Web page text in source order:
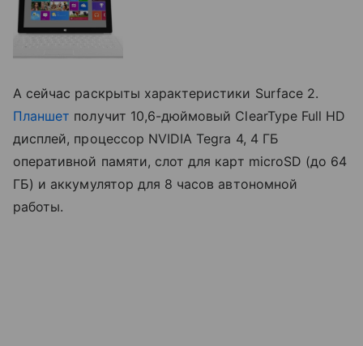
А сейчас раскрыты характеристики Surface 2.
Планшет получит 10,6-дюймовый ClearType Full HD
дисплей, процессор NVIDIA Tegra 4, 4 ГБ
оперативной памяти, слот для карт microSD (до 64
ГБ) и аккумулятор для 8 часов автономной
работы.